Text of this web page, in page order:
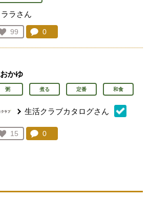
ララさん
お気に入り登録：
99
人が登録
コメント：
0
おかゆ
粥 煮る 定番 和食
生活クラブカタログさん
お気に入り登録：
15
人が登録
コメント：
0